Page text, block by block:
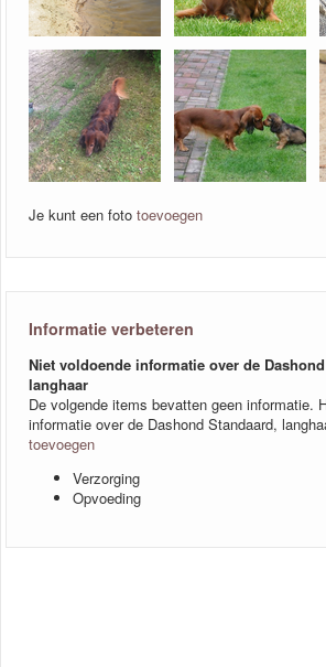
Je kunt een foto toevoegen
Informatie verbeteren
Niet voldoende informatie over de
langhaar
De volgende items bevatten geen informatie.
informatie over de Dashond Standaard,
toevoegen
Verzorging
Opvoeding